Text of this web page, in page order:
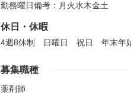
勤務曜日備考：月火水木金土
休日・休暇
4週8休制 日曜日 祝日 年末年
募集職種
薬剤師